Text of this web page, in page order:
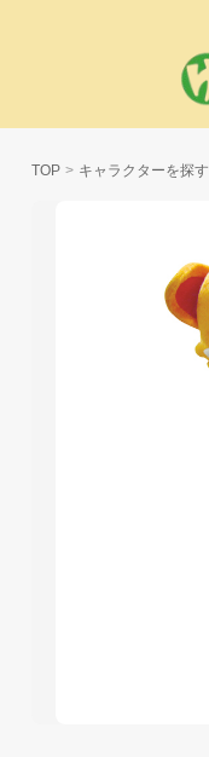
TOP キャラクターを探す